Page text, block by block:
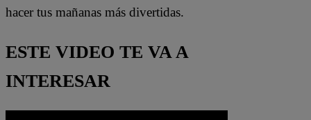
hacer tus mañanas más divertidas.
ESTE VIDEO TE VA A
INTERESAR